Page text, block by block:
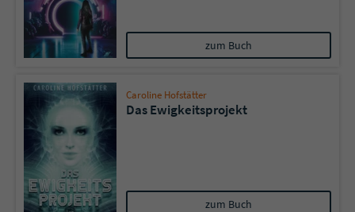
zum Buch
Caroline Hofstätter
Das Ewigkeitsprojekt
zum Buch
Name
Laufzeit 1 Jahr
Zweck
Name fe_typo_user